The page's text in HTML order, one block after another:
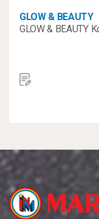
GLOW & BEAUTY
GLOW & BEAUTY